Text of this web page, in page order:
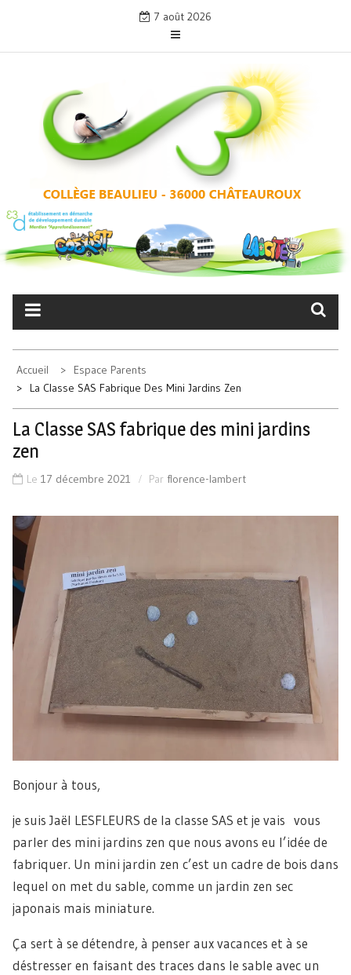
content
7 août 2026
COLLÈGE BEAULIEU –
CHÂTEAUROUX
Accueil
Espace Parents
La Classe SAS Fabrique Des Mini Jardins Zen
La Classe SAS fabrique des mini jardins
zen
Le 17 décembre 2021 Par florence-lambert
Bonjour à tous,
je suis Jaël LESFLEURS de la classe SAS et je vais vous
parler des mini jardins zen que nous avons eu l’idée de
fabriquer. Un mini jardin zen c’est un cadre de bois dans
lequel on met du sable, comme un jardin zen sec
japonais mais miniature.
Ça sert à se détendre, à penser aux vacances et à se
déstresser en faisant des traces dans le sable avec un